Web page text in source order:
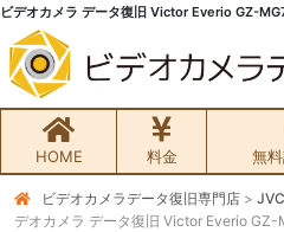
ビデオカメラ データ復旧 Victor Everio GZ-
HOME 料金 無
無料初期診断お申込み
ビデオカメラデータ復旧専門店 >
デオカメラ データ復旧 Victor Everio GZ-